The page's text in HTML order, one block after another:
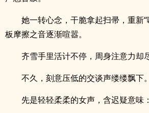
她一转心念，干脆拿起扫帚，重新
板摩擦之音逐渐喧嚣。
齐雪手里活计不停，周身注意力却
不久，刻意压低的交谈声缕缕飘下。
先是轻轻柔柔的女声，含迟疑意味：